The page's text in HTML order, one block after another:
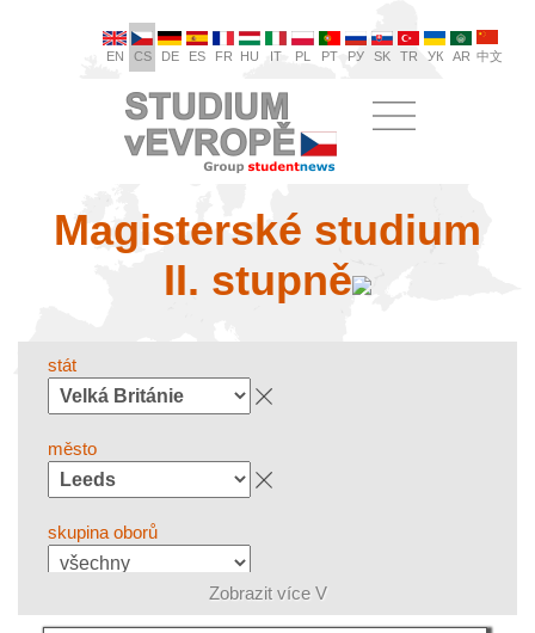
EN CS DE ES FR HU IT PL PT РУ SK TR УК AR 中文
Magisterské studium
II. stupně
stát
město
skupina oborů
jazyk
Zobrazit více V